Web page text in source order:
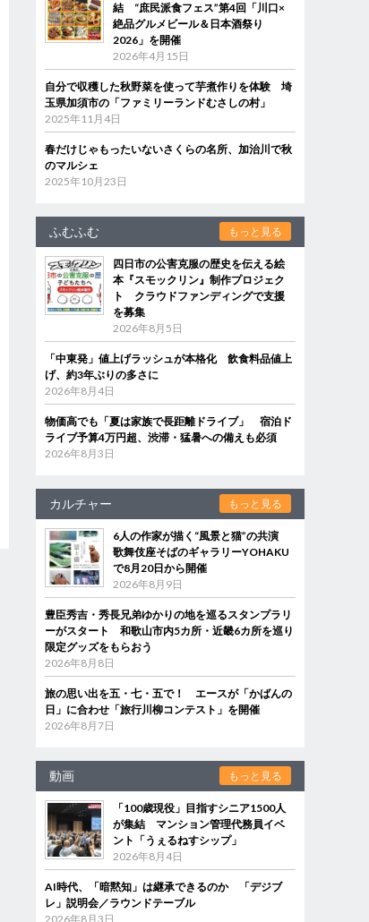
結 “庶民派食フェス”第4回「川口×
絶品グルメビール＆日本酒祭り
2026」を開催
2026年4月15日
自分で収穫した秋野菜を使って芋煮作りを体験 埼
玉県加須市の「ファミリーランドむさしの村」
2025年11月4日
春だけじゃもったいないさくらの名所、加治川で秋
のマルシェ
2025年10月23日
ふむふむ もっと見る
四日市の公害克服の歴史を伝える絵
本『スモックリン』制作プロジェク
ト クラウドファンディングで支援
を募集
2026年8月5日
「中東発」値上げラッシュが本格化 飲食料品値上
げ、約3年ぶりの多さに
2026年8月4日
物価高でも「夏は家族で長距離ドライブ」 宿泊ド
ライブ予算4万円超、渋滞・猛暑への備えも必須
2026年8月3日
カルチャー もっと見る
6人の作家が描く“風景と猫”の共演
歌舞伎座そばのギャラリーYOHAKU
で8月20日から開催
2026年8月9日
豊臣秀吉・秀長兄弟ゆかりの地を巡るスタンプラリ
ーがスタート 和歌山市内5カ所・近畿6カ所を巡り
限定グッズをもらおう
2026年8月8日
旅の思い出を五・七・五で！ エースが「かばんの
日」に合わせ「旅行川柳コンテスト」を開催
2026年8月7日
動画 もっと見る
「100歳現役」目指すシニア1500人
が集結 マンション管理代務員イベ
ント「うぇるねすシップ」
2026年8月4日
AI時代、「暗黙知」は継承できるのか 「デジブ
レ」説明会／ラウンドテーブル
2026年8月3日